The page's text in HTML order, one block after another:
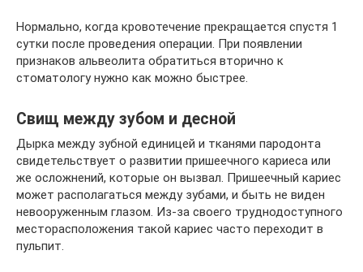
Нормально, когда кровотечение прекращается спустя 1
сутки после проведения операции. При появлении
признаков альвеолита обратиться вторично к
стоматологу нужно как можно быстрее.
Свищ между зубом и десной
Дырка между зубной единицей и тканями пародонта
свидетельствует о развитии пришеечного кариеса или
же осложнений, которые он вызвал. Пришеечный кариес
может располагаться между зубами, и быть не виден
невооруженным глазом. Из-за своего труднодоступного
месторасположения такой кариес часто переходит в
пульпит.